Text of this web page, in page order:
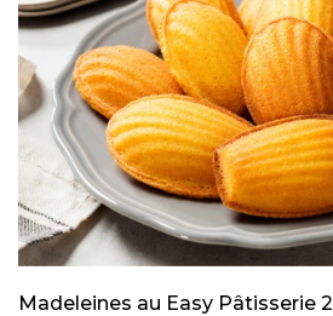
Madeleines au Easy Pâtisserie 2